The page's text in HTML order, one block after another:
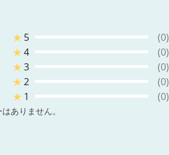
★ 5
(0)
★4
(0)
★3
(0)
★2
(0)
★ 1 (0)
ありません。